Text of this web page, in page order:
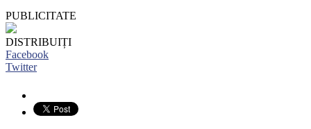
PUBLICITATE
DISTRIBUIȚI
Facebook
Twitter